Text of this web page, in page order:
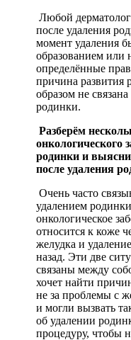
Любой дерматолог
после удаления
момент удаления
образованием
определённые
причина развития
образом не
родинки.
Разберём
онкологического
родинки и
после удаления
Очень часто
удалением
онкологическое
относится к коже
желудка и
назад. Эти две
связаны между
хочет найти
не за проблемы с
и могли вызвать
об удалении
процедуру, чтобы